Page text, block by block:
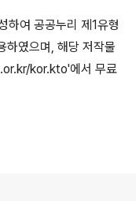
하여 공공누리 제1유형
하였으며, 해당 저작물
kor.kto'에서 무료